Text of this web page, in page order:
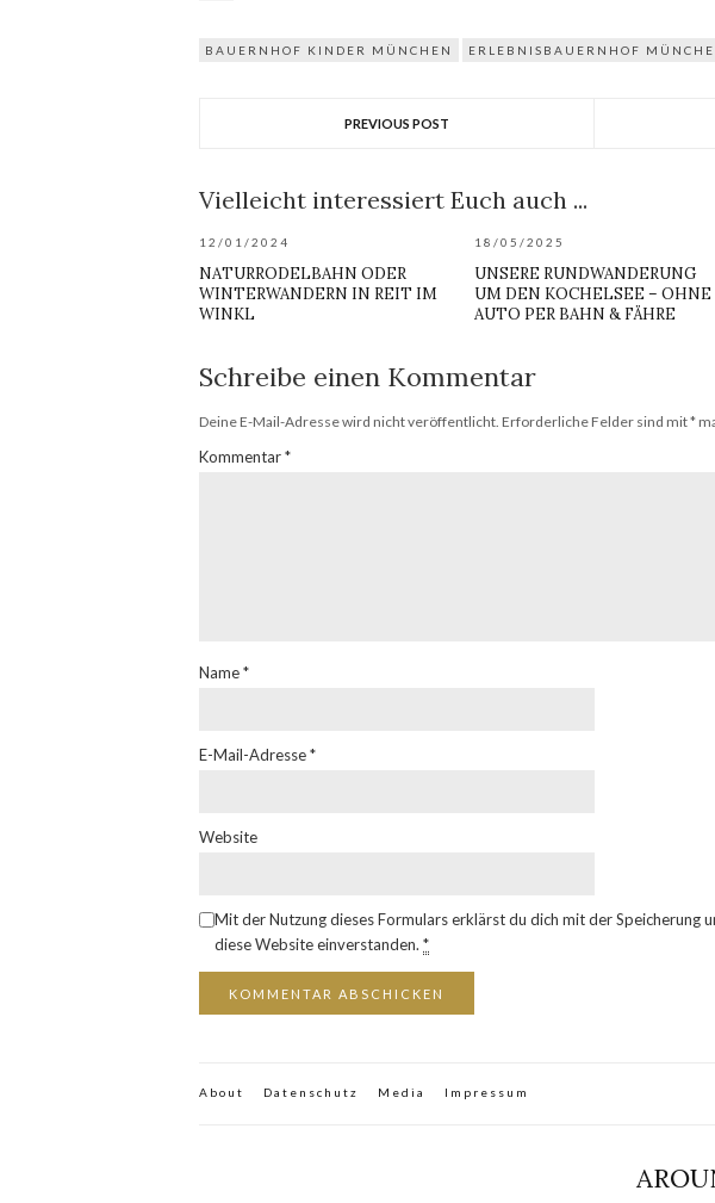
BAUERNHOF KINDER MÜNCHEN ERLEBNISBAUERNHOF
PREVIOUS POST
Vielleicht interessiert Euch auch ...
12/01/2024
NATURRODELBAHN ODER
WINTERWANDERN IN REIT IM
WINKL
18/05/2025
UNSERE RUNDWANDERUNG
UM DEN KOCHELSEE – OHNE
AUTO PER BAHN & FÄHRE
Schreibe einen Kommentar
Deine E-Mail-Adresse wird nicht veröffentlicht. Erforderliche Felder sind mit*
Kommentar*
Name*
E-Mail-Adresse*
Website
Mit der Nutzung dieses Formulars erklärst du dich mit der Speicherung
diese Website einverstanden. *
About Datenschutz Media Impressum